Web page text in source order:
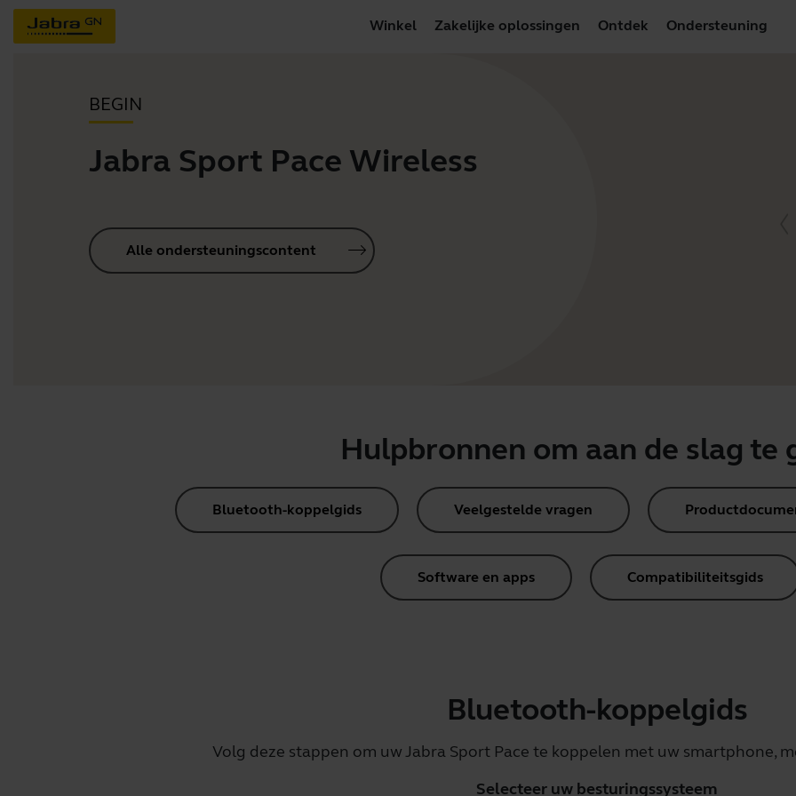
Winkel Zakelijke oplossingen Ontdek Ondersteuning
BEGIN
Jabra Sport Pace Wireless
Alle ondersteuningscontent
Hulpbronnen om aan de slag te
Bluetooth-koppelgids Veelgestelde vragen
Software en apps Compatibiliteitsgids
Bluetooth-koppelgids
Volg deze stappen om uw Jabra Sport Pace te koppelen met uw smartphone,
Selecteer uw besturingssysteem